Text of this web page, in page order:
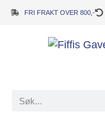
FRI FRAKT OVER 800,-